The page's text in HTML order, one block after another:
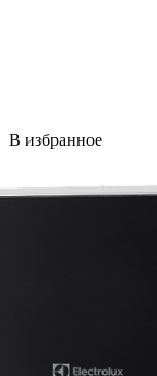
В избранное